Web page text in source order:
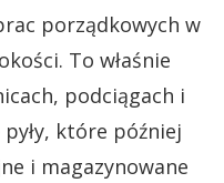
porządkowych w
To właśnie
podciągach i
które później
i magazynowane